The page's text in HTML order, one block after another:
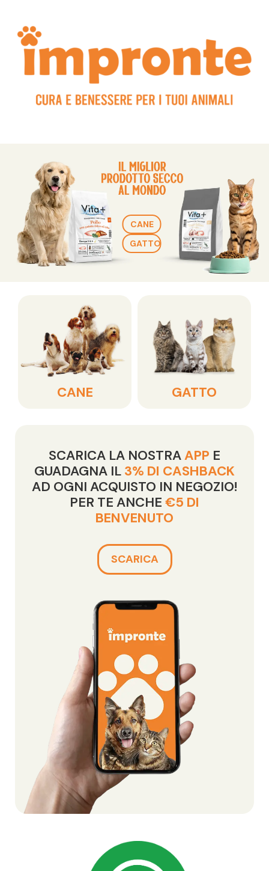
CANE
GATTO
CANE GATTO
SCARICA LA NOSTRAAPP E
GUADAGNA IL 3% DI CASHBACK
AD OGNI ACQUISTO IN NEGOZIO!
PER TE ANCHE €5 DI
BENVENUTO
SCARICA